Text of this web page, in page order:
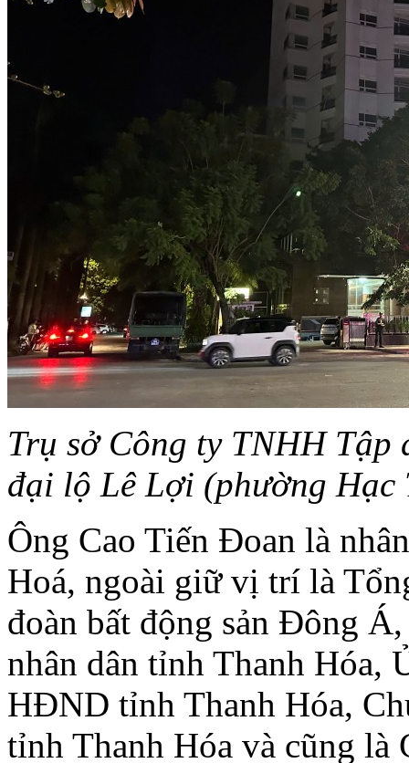
Trụ sở Công ty TNHH
đại lộ Lê Lợi (phường Hạc
Ông Cao Tiến Đoan là
Hoá, ngoài giữ vị trí là
đoàn bất động sản Đông
nhân dân tỉnh Thanh Hóa,
HĐND tỉnh Thanh Hóa,
tỉnh Thanh Hóa và cũng là